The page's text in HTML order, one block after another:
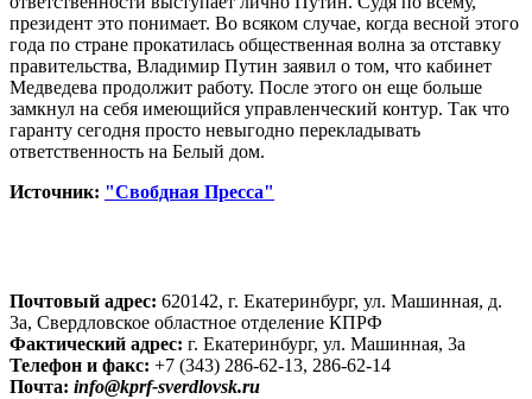
президент это понимает. Во всяком случае, когда весной этого
года по стране прокатилась общественная волна за отставку
правительства, Владимир Путин заявил о том, что кабинет
Медведева продолжит работу. После этого он еще больше
замкнул на себя имеющийся управленческий контур. Так что
гаранту сегодня просто невыгодно перекладывать
ответственность на Белый дом.
Источник: "Свобдная Пресса"
Почтовый адрес: 620142, г. Екатеринбург, ул. Машинная, д.
3а, Свердловское областное отделение КПРФ
Фактический адрес: г. Екатеринбург, ул. Машинная, 3а
Телефон и факс: +7 (343) 286-62-13, 286-62-14
Почта: info@kprf-sverdlovsk.ru